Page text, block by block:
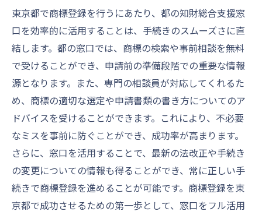
東京都で商標登録を行うにあたり、都の知財総合支援窓
口を効率的に活用することは、手続きのスムーズさに直
結します。都の窓口では、商標の検索や事前相談を無料
で受けることができ、申請前の準備段階での重要な情報
源となります。また、専門の相談員が対応してくれるた
め、商標の適切な選定や申請書類の書き方についてのア
ドバイスを受けることができます。これにより、不必要
なミスを事前に防ぐことができ、成功率が高まります。
さらに、窓口を活用することで、最新の法改正や手続き
の変更についての情報も得ることができ、常に正しい手
続きで商標登録を進めることが可能です。商標登録を東
京都で成功させるための第一歩として、窓口をフル活用